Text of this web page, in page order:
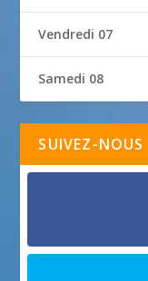
Vendredi 07
Samedi 08
SUIVEZ-NOUS